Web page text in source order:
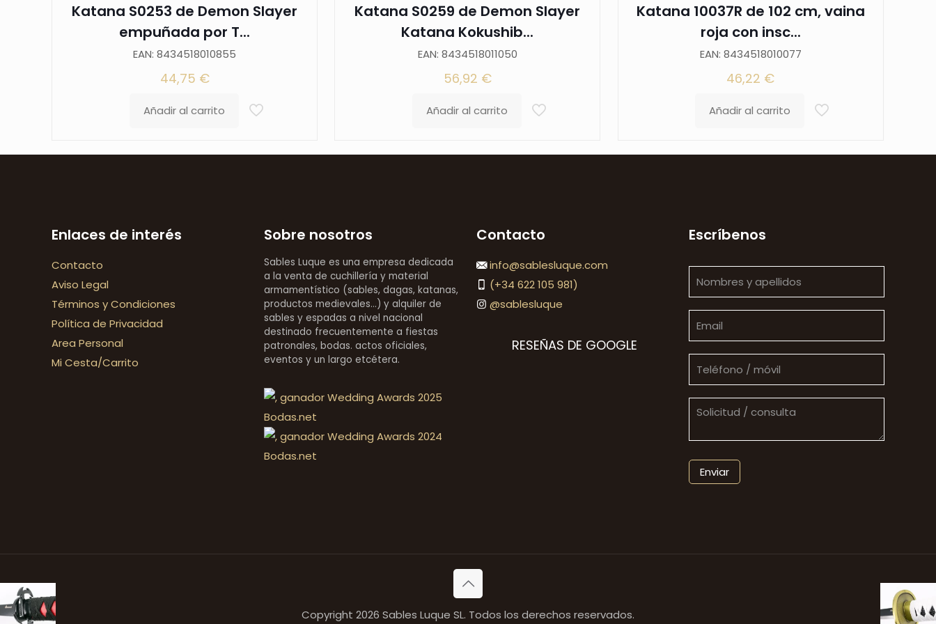
Katana S0253 de Demon Slayer
empuñada por T...
EAN: 8434518010855
44,75 €
Añadir al carrito
Katana S0259 de Demon Slayer
Katana Kokushib...
EAN: 8434518011050
56,92 €
Añadir al carrito
Katana 10037R de 102 cm, vaina
roja con insc...
EAN: 8434518010077
46,22 €
Añadir al carrito
Enlaces de interés
Contacto
Aviso Legal
Términos y Condiciones
Política de Privacidad
Area Personal
Mi Cesta/Carrito
Sobre nosotros
Sables Luque es una empresa dedicada
a la venta de cuchillería y material
armamentístico (sables, dagas, katanas,
productos medievales...) y alquiler de
sables y espadas a nivel nacional
destinado frecuentemente a fiestas
patronales, bodas. actos oficiales,
eventos y un largo etcétera.
Contacto
info@sablesluque.com
(+34 622 105 981)
@sablesluque
RESEÑAS DE GOOGLE
Escríbenos
Copyright 2026 Sables Luque SL. Todos los derechos reservados.